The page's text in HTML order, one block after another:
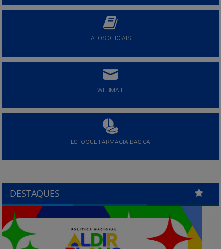
ATOS OFICIAIS
WEBMAIL
ESTOQUE FARMÁCIA BÁSICA
DESTAQUES